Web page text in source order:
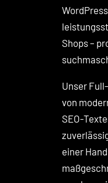
Shops –
Unser
von
SEO-
einer